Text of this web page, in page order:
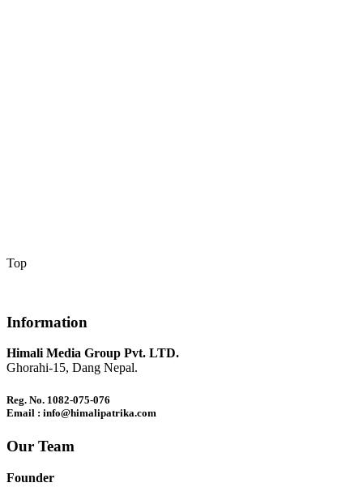
Top
Information
Himali Media Group Pvt. LTD.
Ghorahi-15, Dang Nepal.
Reg. No. 1082-075-076
Email : info@himalipatrika.com
Our Team
Founder